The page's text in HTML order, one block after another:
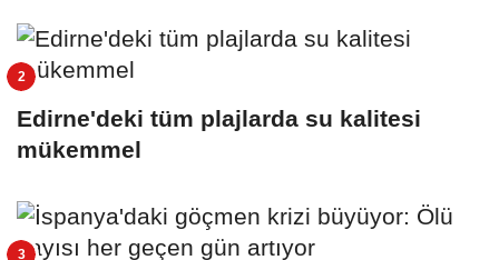
Edirne'deki tüm plajlarda su kalitesi
mükemmel